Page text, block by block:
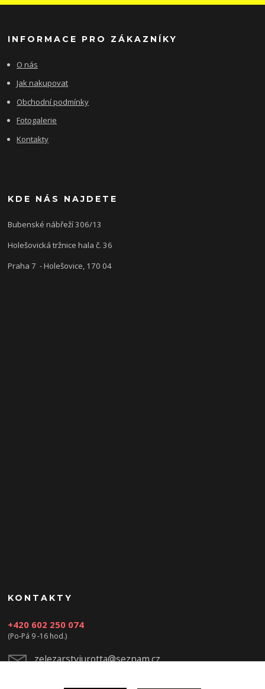
INFORMACE PRO ZÁKAZNÍKY
O nás
Jak nakupovat
Obchodní podmínky
Fotogalerie
Kontakty
KDE NÁS NAJDETE
Bubenské nábřeží 306/13
Holešovická tržnice hala č. 36
Praha 7 - Holešovice, 170 04
KONTAKTY
+420 602 250 074
(Po-Pá 9 -16 hod.)
zelezarstviurotta@seznam.cz